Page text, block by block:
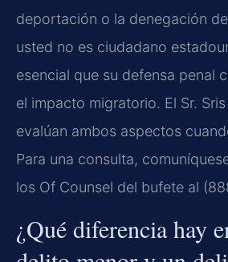
deportación o la denegación
usted no es ciudadano
esencial que su defensa penal
el impacto migratorio. El Sr.
evalúan ambos aspectos
Para una consulta,
los Of Counsel del bufete al
¿Qué diferencia hay